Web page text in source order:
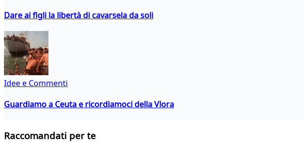
Dare ai figli la libertà di cavarsela da soli
Idee e Commenti
Guardiamo a Ceuta e ricordiamoci della Vlora
Raccomandati per te